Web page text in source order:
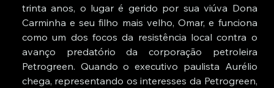
trinta anos, o lugar é gerido por sua viúva Dona
Carminha e seu filho mais velho, Omar, e funciona
como um dos focos da resistência local contra o
avanço predatório da corporação petroleira
Petrogreen. Quando o executivo paulista Aurélio
chega, representando os interesses da Petrogreen,